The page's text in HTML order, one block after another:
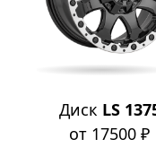
Диск LS
от 17500 ₽